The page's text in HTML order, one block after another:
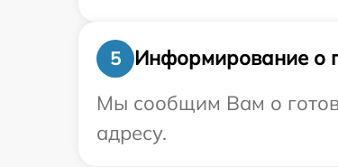
5
Информирование о
Мы сообщим Вам о
адресу.